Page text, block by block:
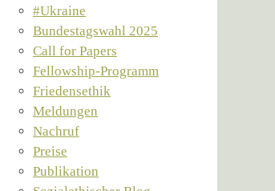
#Ukraine
Bundestagswahl 2025
Call for Papers
Fellowship-Programm
Friedensethik
Meldungen
Nachruf
Preise
Publikation